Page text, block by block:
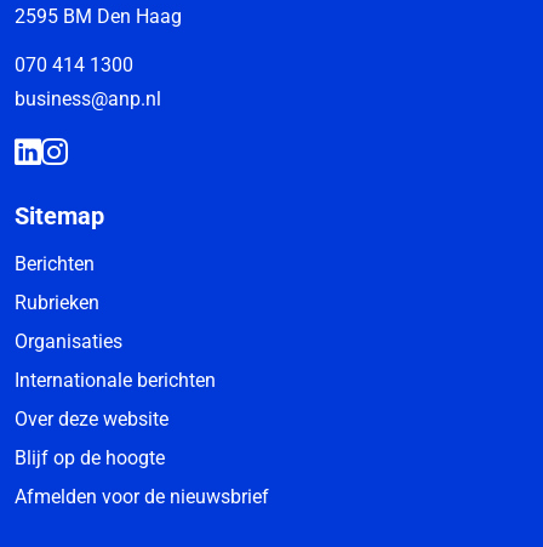
2595 BM Den Haag
070 414 1300
business@anp.nl
Sitemap
Berichten
Rubrieken
Organisaties
Internationale berichten
Over deze website
Blijf op de hoogte
Afmelden voor de nieuwsbrief